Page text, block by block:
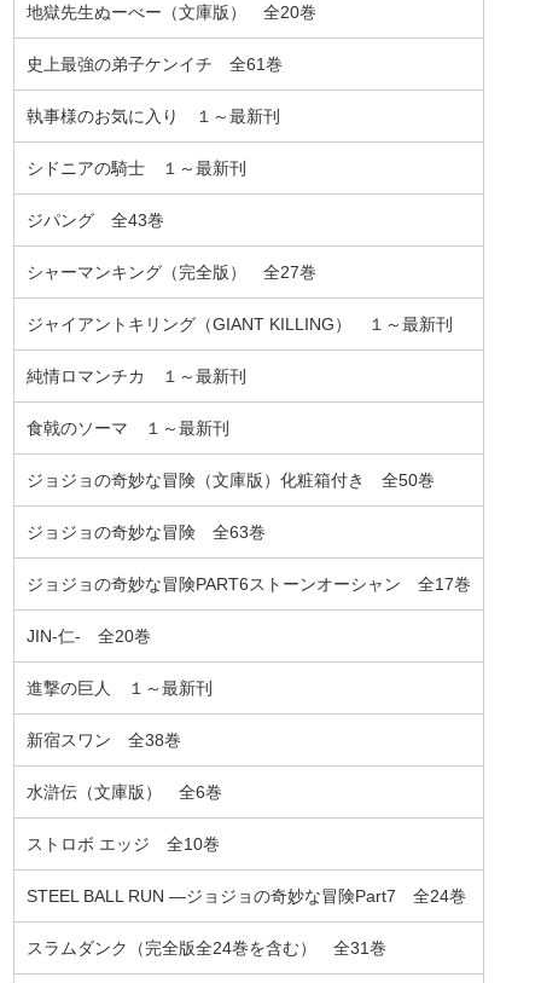
地獄先生ぬーべー（文庫版） 全20巻
史上最強の弟子ケンイチ 全61巻
執事様のお気に入り １～最新刊
シドニアの騎士 １～最新刊
ジパング 全43巻
シャーマンキング（完全版） 全27巻
ジャイアントキリング（GIANT KILLING） １～最新刊
純情ロマンチカ １～最新刊
食戟のソーマ １～最新刊
ジョジョの奇妙な冒険（文庫版）化粧箱付き 全50巻
ジョジョの奇妙な冒険 全63巻
ジョジョの奇妙な冒険PART6ストーンオーシャン 全17巻
JIN-仁- 全20巻
進撃の巨人 １～最新刊
新宿スワン 全38巻
水滸伝（文庫版） 全6巻
ストロボ エッジ 全10巻
STEEL BALL RUN ―ジョジョの奇妙な冒険Part7 全24巻
スラムダンク（完全版全24巻を含む） 全31巻